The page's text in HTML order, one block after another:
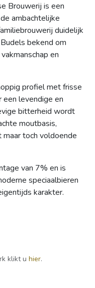
Brouwerij is een
ambachtelijke
duidelijk
bekend om
en
profiel met frisse
levendige en
bitterheid wordt
moutbasis,
toch voldoende
van 7% en is
speciaalbieren
karakter.
klikt u hier.